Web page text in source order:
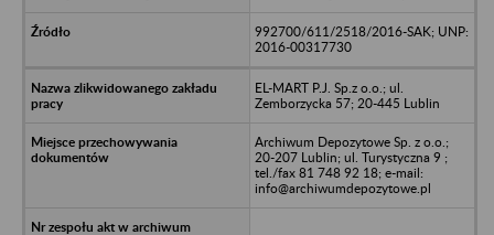
992700/611/2518/2016-SAK; UNP:
2016-00317730
EL-MART P.J. Sp.z o.o.; ul.
Zemborzycka 57; 20-445 Lublin
Archiwum Depozytowe Sp. z o.o.;
20-207 Lublin; ul. Turystyczna 9 ;
tel./fax 81 748 92 18; e-mail:
info@archiwumdepozytowe.pl